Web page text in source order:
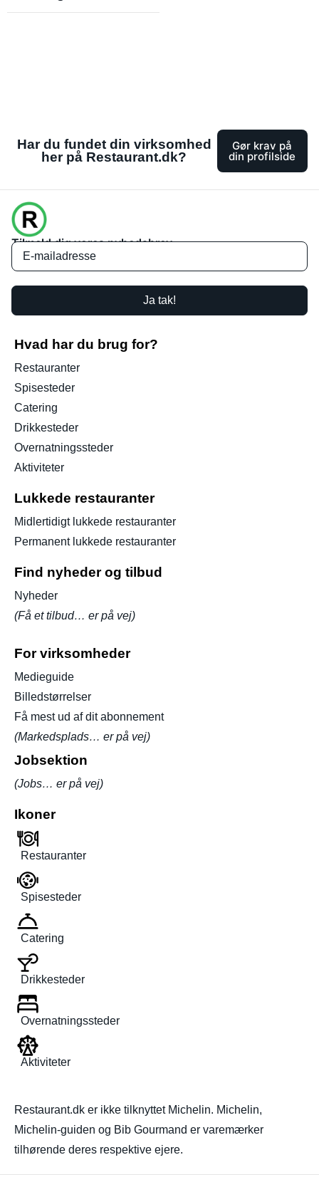
Har du fundet din virksomhed
her på Restaurant.dk?
Gør krav på
din profilside
Tilmeld dig vores nyhedsbrev
Ja tak!
Hvad har du brug for?
Restauranter
Spisesteder
Catering
Drikkesteder
Overnatningssteder
Aktiviteter
Lukkede restauranter
Midlertidigt lukkede restauranter
Permanent lukkede restauranter
Find nyheder og tilbud
Nyheder
(Få et tilbud… er på vej)
For virksomheder
Medieguide
Billedstørrelser
Få mest ud af dit abonnement
(Markedsplads… er på vej)
Jobsektion
(Jobs… er på vej)
Ikoner
Restauranter
Spisesteder
Catering
Drikkesteder
Overnatningssteder
Aktiviteter
Restaurant.dk er ikke tilknyttet Michelin. Michelin,
Michelin-guiden og Bib Gourmand er varemærker
tilhørende deres respektive ejere.